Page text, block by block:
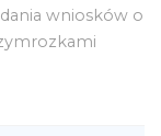
wniosków o